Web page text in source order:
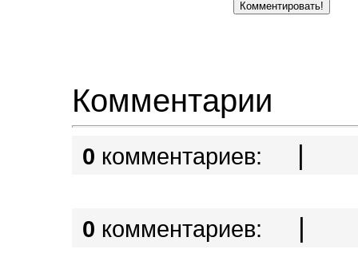
Комментарии
0 комментариев: |
0 комментариев: |